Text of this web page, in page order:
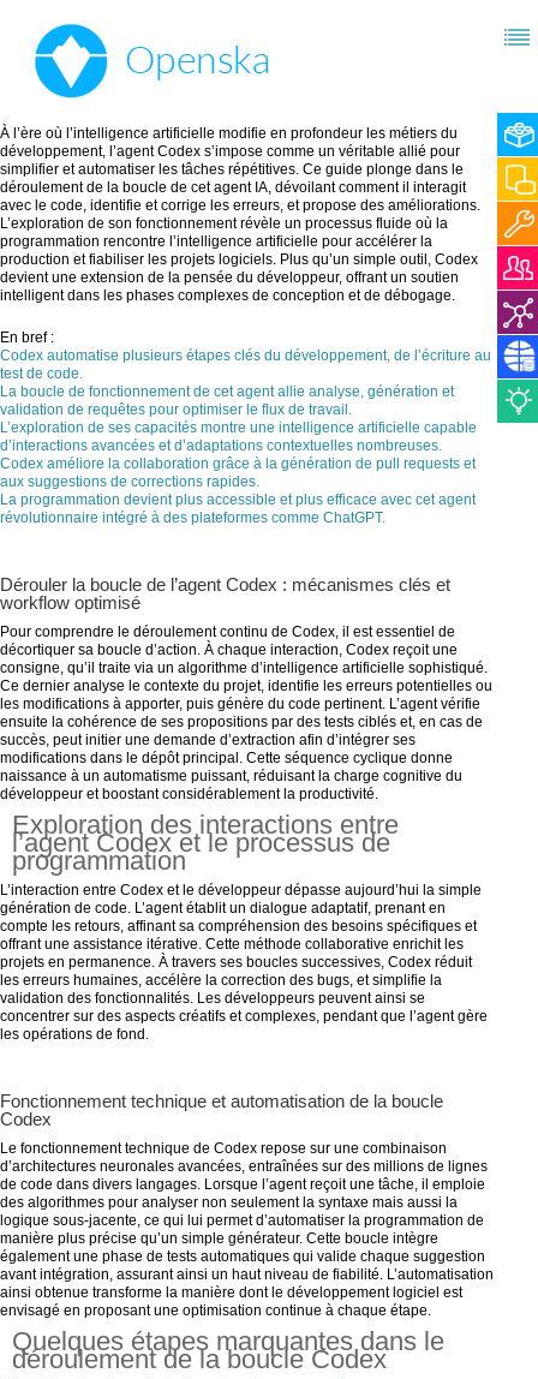
À l’ère où l’intelligence artificielle modifie en profondeur les métiers du
développement, l’agent Codex s’impose comme un véritable allié pour
simplifier et automatiser les tâches répétitives. Ce guide plonge dans le
déroulement de la boucle de cet agent IA, dévoilant comment il interagit
avec le code, identifie et corrige les erreurs, et propose des améliorations.
L’exploration de son fonctionnement révèle un processus fluide où la
programmation rencontre l’intelligence artificielle pour accélérer la
production et fiabiliser les projets logiciels. Plus qu’un simple outil, Codex
devient une extension de la pensée du développeur, offrant un soutien
intelligent dans les phases complexes de conception et de débogage.
En bref :
Codex automatise plusieurs étapes clés du développement, de l’écriture au
test de code.
La boucle de fonctionnement de cet agent allie analyse, génération et
validation de requêtes pour optimiser le flux de travail.
L’exploration de ses capacités montre une intelligence artificielle capable
d’interactions avancées et d’adaptations contextuelles nombreuses.
Codex améliore la collaboration grâce à la génération de pull requests et
aux suggestions de corrections rapides.
La programmation devient plus accessible et plus efficace avec cet agent
révolutionnaire intégré à des plateformes comme ChatGPT.
Dérouler la boucle de l’agent Codex : mécanismes clés et
workflow optimisé
Pour comprendre le déroulement continu de Codex, il est essentiel de
décortiquer sa boucle d’action. À chaque interaction, Codex reçoit une
consigne, qu’il traite via un algorithme d’intelligence artificielle sophistiqué.
Ce dernier analyse le contexte du projet, identifie les erreurs potentielles ou
les modifications à apporter, puis génère du code pertinent. L’agent vérifie
ensuite la cohérence de ses propositions par des tests ciblés et, en cas de
succès, peut initier une demande d’extraction afin d’intégrer ses
modifications dans le dépôt principal. Cette séquence cyclique donne
naissance à un automatisme puissant, réduisant la charge cognitive du
développeur et boostant considérablement la productivité.
Exploration des interactions entre
l’agent Codex et le processus de
programmation
L’interaction entre Codex et le développeur dépasse aujourd’hui la simple
génération de code. L’agent établit un dialogue adaptatif, prenant en
compte les retours, affinant sa compréhension des besoins spécifiques et
offrant une assistance itérative. Cette méthode collaborative enrichit les
projets en permanence. À travers ses boucles successives, Codex réduit
les erreurs humaines, accélère la correction des bugs, et simplifie la
validation des fonctionnalités. Les développeurs peuvent ainsi se
concentrer sur des aspects créatifs et complexes, pendant que l’agent gère
les opérations de fond.
Fonctionnement technique et automatisation de la boucle
Codex
Le fonctionnement technique de Codex repose sur une combinaison
d’architectures neuronales avancées, entraînées sur des millions de lignes
de code dans divers langages. Lorsque l’agent reçoit une tâche, il emploie
des algorithmes pour analyser non seulement la syntaxe mais aussi la
logique sous-jacente, ce qui lui permet d’automatiser la programmation de
manière plus précise qu’un simple générateur. Cette boucle intègre
également une phase de tests automatiques qui valide chaque suggestion
avant intégration, assurant ainsi un haut niveau de fiabilité. L’automatisation
ainsi obtenue transforme la manière dont le développement logiciel est
envisagé en proposant une optimisation continue à chaque étape.
Quelques étapes marquantes dans le
déroulement de la boucle Codex